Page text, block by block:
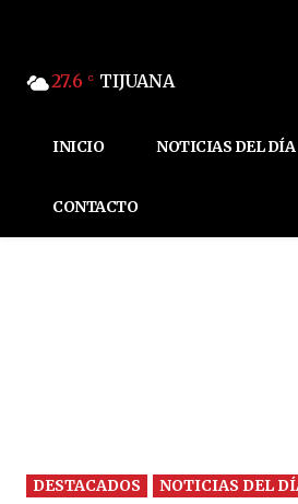
27.6 C TIJUANA
INICIO NOTICIAS DEL DÍA
CONTACTO
DESTACADOS NOTICIAS DEL